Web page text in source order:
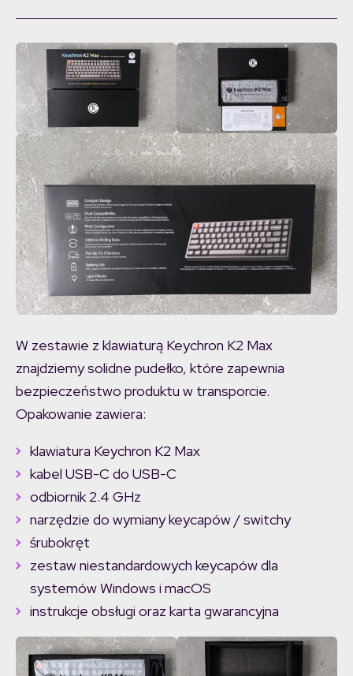
W zestawie z klawiaturą Keychron K2 Max
znajdziemy solidne pudełko, które zapewnia
bezpieczeństwo produktu w transporcie.
Opakowanie zawiera:
klawiatura Keychron K2 Max
kabel USB-C do USB-C
odbiornik 2.4 GHz
narzędzie do wymiany keycapów / switchy
śrubokręt
zestaw niestandardowych keycapów dla
systemów Windows i macOS
instrukcje obsługi oraz karta gwarancyjna